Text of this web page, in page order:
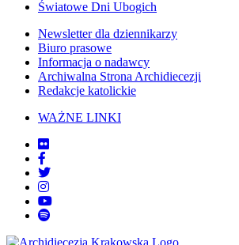
Światowe Dni Ubogich
Newsletter dla dziennikarzy
Biuro prasowe
Informacja o nadawcy
Archiwalna Strona Archidiecezji
Redakcje katolickie
WAŻNE LINKI